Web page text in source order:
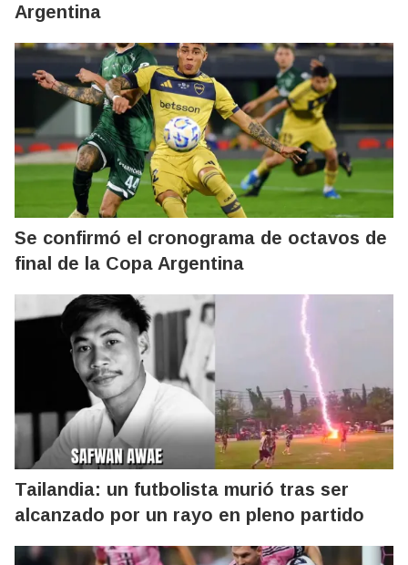
Argentina
Se confirmó el cronograma de octavos de
final de la Copa Argentina
Tailandia: un futbolista murió tras ser
alcanzado por un rayo en pleno partido